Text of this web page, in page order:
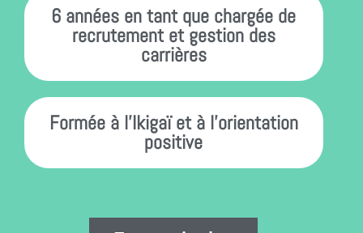
6 années en tant que chargée de
recrutement et gestion des
carrières
Formée à l'Ikigaï et à l'orientation
positive